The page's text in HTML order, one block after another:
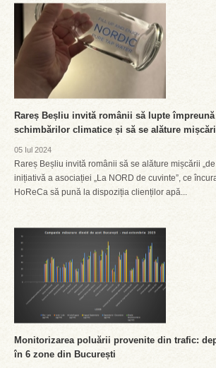
Rareș Beșliu invită românii să lupte
schimbărilor climatice și să se alăture
05 Iul 2024
Rareș Beșliu invită românii să se alăture mișcării
inițiativă a asociației „La NORD de cuvinte”, ce
HoReCa să pună la dispoziția clienților apă...
Monitorizarea poluării provenite din trafic:
în 6 zone din București